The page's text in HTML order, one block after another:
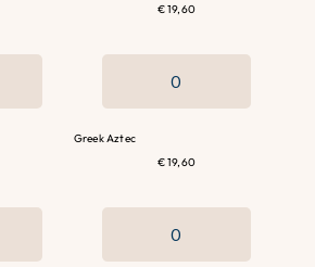
€ 19,60
Greek Aztec
€ 19,60